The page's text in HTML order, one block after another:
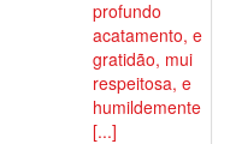
profundo
acatamento, e
gratidão, mui
respeitosa, e
humildemente
[...]